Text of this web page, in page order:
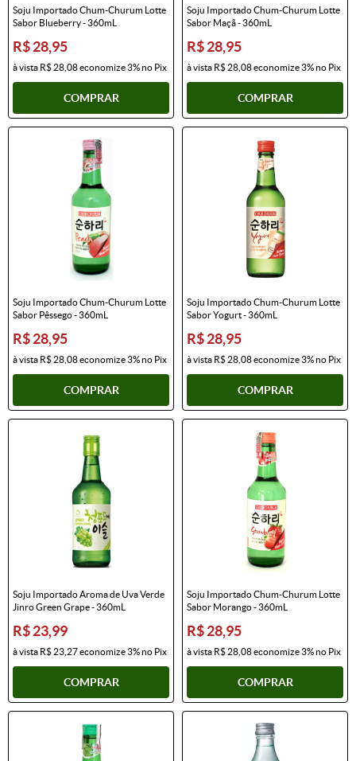
Soju Importado Chum-Churum Lotte
Sabor Blueberry - 360mL
R$ 28,95
à vista R$ 28,08economize3%no Pix
COMPRAR
Soju Importado Chum-Churum Lotte
Sabor Maçã - 360mL
R$ 28,95
à vista R$ 28,08economize3%no Pix
COMPRAR
Soju Importado Chum-Churum Lotte
Sabor Pêssego - 360mL
R$ 28,95
à vista R$ 28,08economize3%no Pix
COMPRAR
Soju Importado Chum-Churum Lotte
Sabor Yogurt - 360mL
R$ 28,95
à vista R$ 28,08economize3%no Pix
COMPRAR
Soju Importado Aroma de Uva Verde
Jinro Green Grape - 360mL
R$ 23,99
à vista R$ 23,27economize3%no Pix
COMPRAR
Soju Importado Chum-Churum Lotte
Sabor Morango - 360mL
R$ 28,95
à vista R$ 28,08economize3%no Pix
COMPRAR